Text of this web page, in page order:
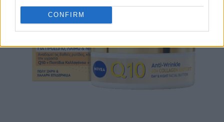
CONFIRM